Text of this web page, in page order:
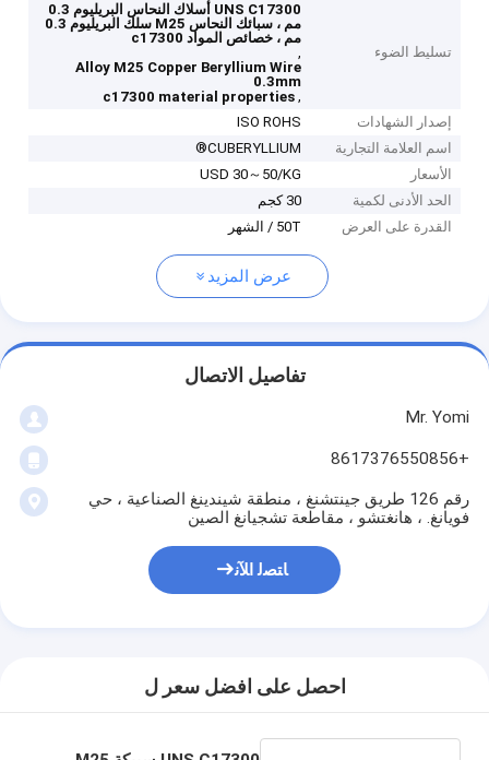
تسليط الضوء
UNS C17300 أسلاك النحاس البريليوم 0.3
مم ، سبائك النحاس M25 سلك البريليوم 0.3
مم ، خصائص المواد c17300
,
Alloy M25 Copper Beryllium Wire
0.3mm
,
c17300 material properties
إصدار الشهادات
ISO ROHS
اسم العلامة التجارية
CUBERYLLIUM®
الأسعار
USD 30～50/KG
الحد الأدنى لكمية
30 كجم
القدرة على العرض
50T / الشهر
عرض المزيد
تفاصيل الاتصال
Mr. Yomi
+8617376550856
رقم 126 طريق جينتشنغ ، منطقة شيندينغ الصناعية ، حي
فويانغ. ، هانغتشو ، مقاطعة تشجيانغ الصين
ﺎﺘﺼﻟ ﺍﻶﻧ
احصل على افضل سعر ل